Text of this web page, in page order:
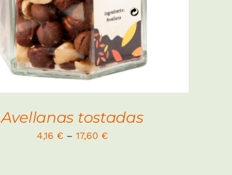
Avellanas tostadas
4,16 €– 17,60 €